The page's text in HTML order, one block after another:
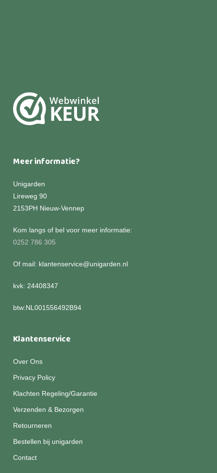
Meer informatie?
Unigarden
Lireweg 90
2153PH Nieuw-Vennep
Kom langs of bel voor meer informatie:
0252 786 305
Of mail: klantenservice@unigarden.nl
kvk: 24408347
btw:NL001556492B94
Klantenservice
Over Ons
Privacy Policy
Klachten Regeling/Garantie
Verzenden & Bezorgen
Retourneren
Bestellen bij unigarden
Contact